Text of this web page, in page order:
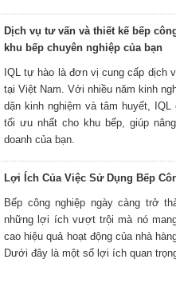
Dịch vụ tư vấn và thiết kế bếp
khu bếp chuyên nghiệp của bạn
IQL tự hào là đơn vị cung cấp dịch
tại Việt Nam. Với nhiều năm kinh
dặn kinh nghiệm và tâm huyết,
tối ưu nhất cho khu bếp, giúp
doanh của bạn.
Lợi Ích Của Việc Sử Dụng Bếp
Bếp công nghiệp ngày càng trở
những lợi ích vượt trội mà nó
cao hiệu quả hoạt động của nhà
Dưới đây là một số lợi ích quan